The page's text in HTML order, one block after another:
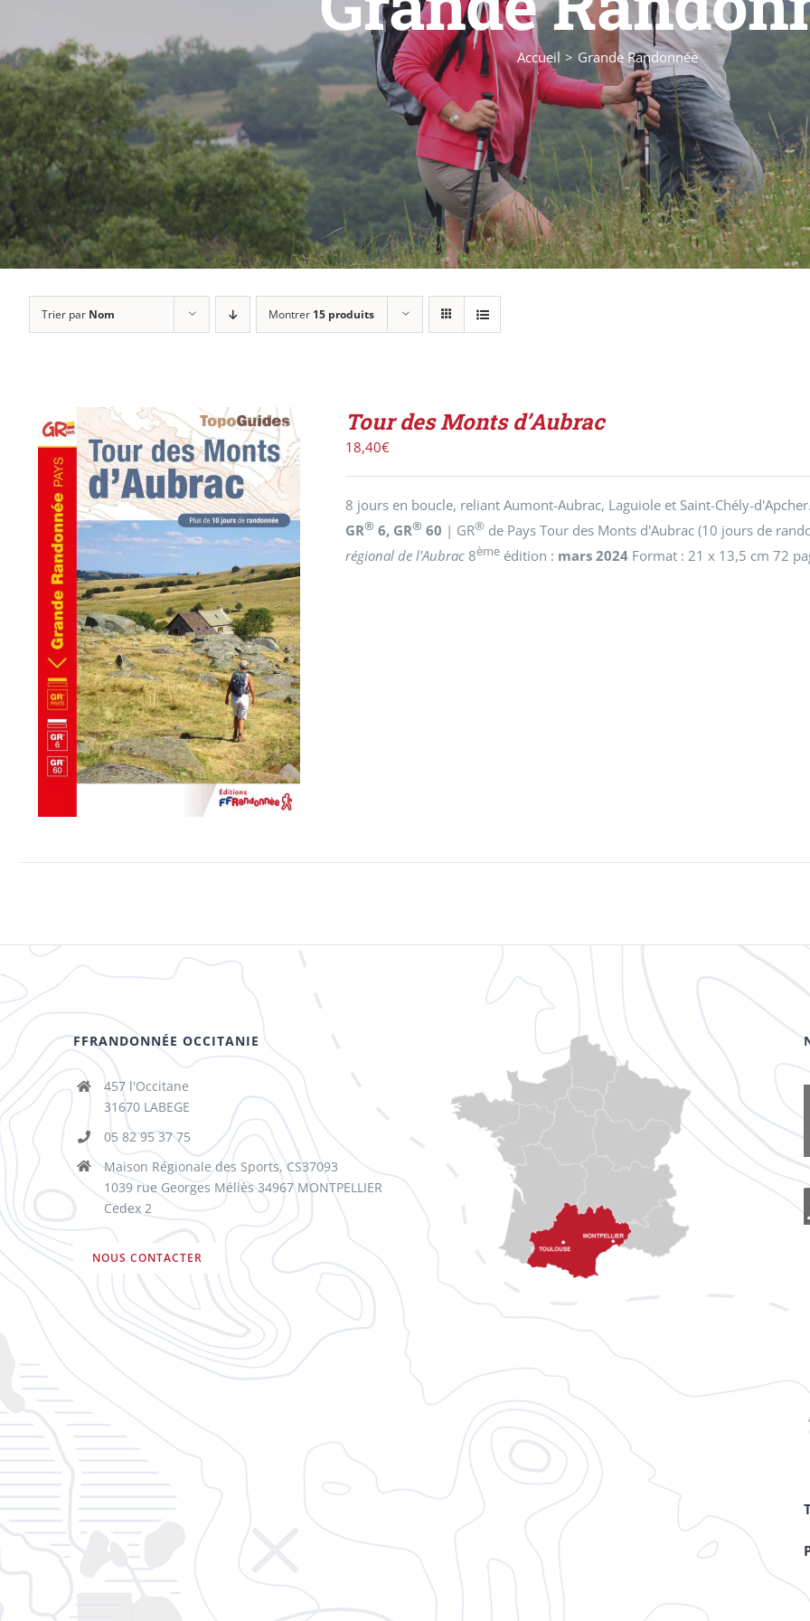
Accueil Grande Randonnée
Trier par Nom Montrer 15 produits
AJOUTER AU PANIER / DÉTAILS
Tour des Monts d’Aubrac
18,40€
8 jours en boucle, reliant Aumont-Aubrac, Laguiole et Saint-Chély-
GR® 6, GR® 60 | GR® de Pays Tour des Monts d'Aubrac (10 jours de
régional de l'Aubrac 8ème édition : mars 2024 Format : 21 x 13,5 cm 72
FFRANDONNÉE OCCITANIE
457 l'Occitane
31670 LABEGE
05 82 95 37 75
Maison Régionale des Sports, CS37093
1039 rue Georges Méliès 34967 MONTPELLIER
Cedex 2
NOUS CONTACTER